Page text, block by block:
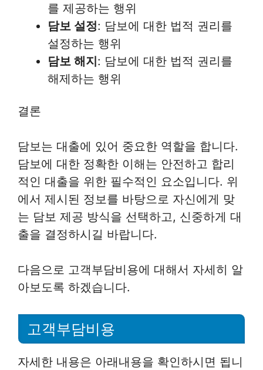
를 제공하는 행위
담보 설정: 담보에 대한 법적 권리를
설정하는 행위
담보 해지: 담보에 대한 법적 권리를
해제하는 행위
결론
담보는 대출에 있어 중요한 역할을 합니다.
담보에 대한 정확한 이해는 안전하고 합리
적인 대출을 위한 필수적인 요소입니다. 위
에서 제시된 정보를 바탕으로 자신에게 맞
는 담보 제공 방식을 선택하고, 신중하게 대
출을 결정하시길 바랍니다.
다음으로 고객부담비용에 대해서 자세히 알
아보도록 하겠습니다.
고객부담비용
자세한 내용은 아래내용을 확인하시면 됩니